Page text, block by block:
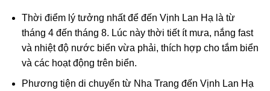
Thời điểm lý tưởng nhất để đến Vịnh Lan Hạ là từ
tháng 4 đến tháng 8. Lúc này thời tiết ít mưa, nắng fast
và nhiệt độ nước biển vừa phải, thích hợp cho tắm biển
và các hoạt động trên biển.
Phương tiện di chuyển từ Nha Trang đến Vịnh Lan Hạ